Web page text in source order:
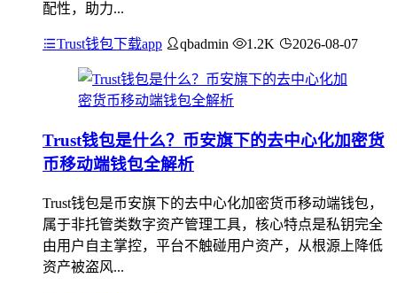
配性，助力...
Trust钱包下载app qbadmin 1.2K 2026-08-07
Trust钱包是什么？币安旗下的去中心化加密货
币移动端钱包全解析
Trust钱包是币安旗下的去中心化加密货币移动端钱包，
属于非托管类数字资产管理工具，核心特点是私钥完全
由用户自主掌控，平台不触碰用户资产，从根源上降低
资产被盗风...